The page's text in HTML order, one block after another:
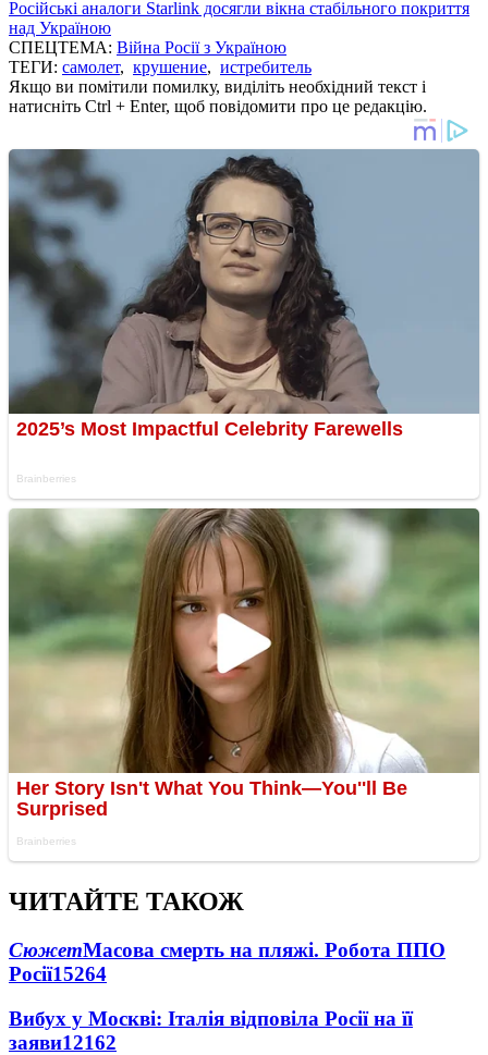
Російські аналоги Starlink досягли вікна стабільного покриття
над Україною
СПЕЦТЕМА: Війна Росії з Україною
ТЕГИ: самолет, крушение, истребитель
Якщо ви помітили помилку, виділіть необхідний текст і
натисніть Ctrl + Enter, щоб повідомити про це редакцію.
ЧИТАЙТЕ ТАКОЖ
СюжетМасова смерть на пляжі. Робота ППО
Росії15264
Вибух у Москві: Італія відповіла Росії на її
заяви12162